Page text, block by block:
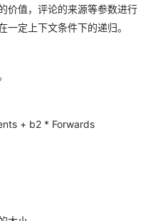
价值，评论的来源等参数进行
定上下文条件下的递归。
+ b2 * Forwards